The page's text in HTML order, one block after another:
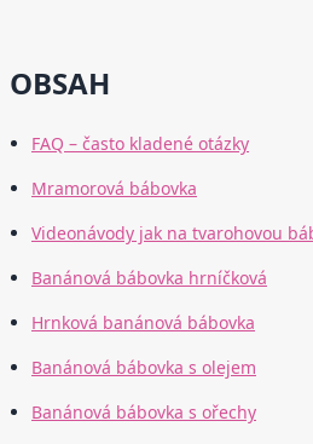
OBSAH
FAQ – často kladené otázky
Mramorová bábovka
Videonávody jak na tvarohovou
Banánová bábovka hrníčková
Hrnková banánová bábovka
Banánová bábovka s olejem
Banánová bábovka s ořechy